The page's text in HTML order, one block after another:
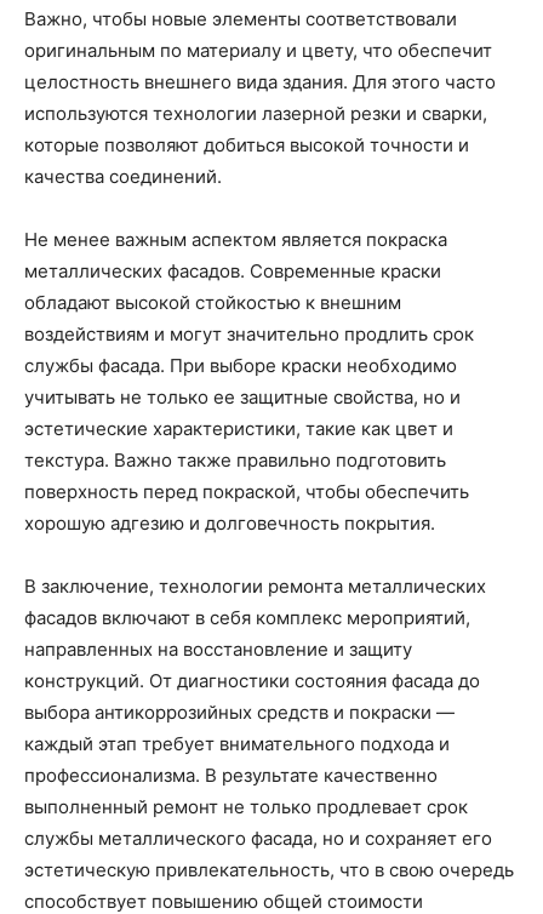
Важно, чтобы новые элементы соответствовали
оригинальным по материалу и цвету, что обеспечит
целостность внешнего вида здания. Для этого часто
используются технологии лазерной резки и сварки,
которые позволяют добиться высокой точности и
качества соединений.
Не менее важным аспектом является покраска
металлических фасадов. Современные краски
обладают высокой стойкостью к внешним
воздействиям и могут значительно продлить срок
службы фасада. При выборе краски необходимо
учитывать не только ее защитные свойства, но и
эстетические характеристики, такие как цвет и
текстура. Важно также правильно подготовить
поверхность перед покраской, чтобы обеспечить
хорошую адгезию и долговечность покрытия.
В заключение, технологии ремонта металлических
фасадов включают в себя комплекс мероприятий,
направленных на восстановление и защиту
конструкций. От диагностики состояния фасада до
выбора антикоррозийных средств и покраски —
каждый этап требует внимательного подхода и
профессионализма. В результате качественно
выполненный ремонт не только продлевает срок
службы металлического фасада, но и сохраняет его
эстетическую привлекательность, что в свою очередь
способствует повышению общей стоимости